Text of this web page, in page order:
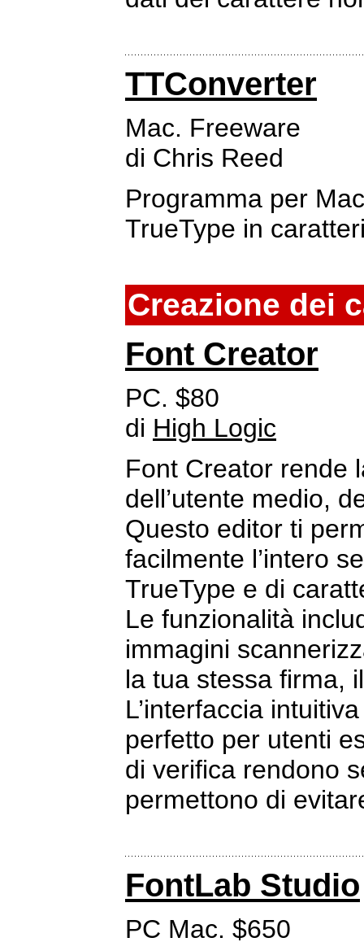
TTConverter
Mac. Freeware
di Chris Reed
Programma per
TrueType in
Creazione dei
Font Creator
PC. $80
di High Logic
Font Creator rende
dell’utente medio,
Questo editor ti
facilmente l’intero
TrueType e di
Le funzionalità
immagini
la tua stessa firma,
L’interfaccia
perfetto per utenti
di verifica rendono
permettono di
FontLab Studio
PC Mac. $650